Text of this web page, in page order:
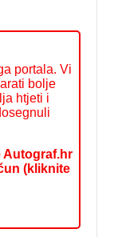
portala. Vi
bolje
htjeti i
Autograf.hr
(kliknite